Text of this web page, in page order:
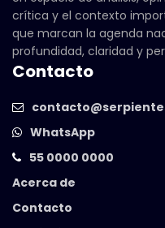
crítica y el contexto
que marcan la agenda
profundidad, claridad y
Contacto
WhatsApp
55 0000 0000
Acerca de
Contacto